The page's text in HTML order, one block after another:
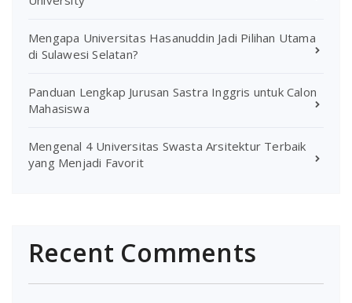
Mengapa Universitas Hasanuddin Jadi Pilihan Utama
di Sulawesi Selatan?
Panduan Lengkap Jurusan Sastra Inggris untuk Calon
Mahasiswa
Mengenal 4 Universitas Swasta Arsitektur Terbaik
yang Menjadi Favorit
Recent Comments